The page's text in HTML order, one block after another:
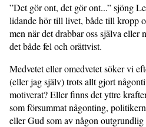
”Det gör ont, det gör ont...” sjöng
lidande hör till livet, både till kropp
men när det drabbar oss själva eller
det både fel och orättvist.
Medvetet eller omedvetet söker vi
(eller jag själv) trots allt gjort
motiverat? Eller finns det yttre
som försummat någonting,
eller Gud som av någon outgrundlig